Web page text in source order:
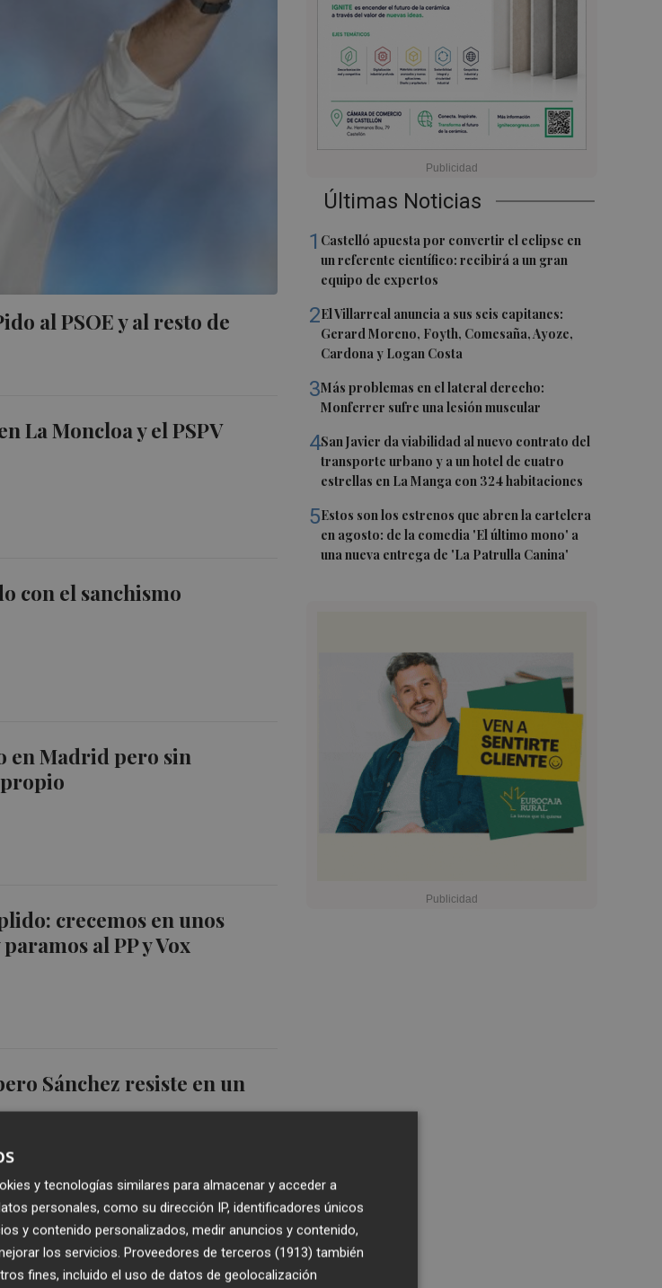
al PSOE y al resto de
La Moncloa y el PSPV
con el sanchismo
en Madrid pero sin
crecemos en unos
al PP y Vox
Sánchez resiste en un
partidos de Castellón
Pascual)
Últimas Noticias
1 Castelló apuesta por convertir el eclipse en
un referente científico: recibirá a un gran
equipo de expertos
2El Villarreal anuncia a sus seis capitanes:
Gerard Moreno, Foyth, Comesaña, Ayoze,
Cardona y Logan Costa
3Más problemas en el lateral derecho:
Monferrer sufre una lesión muscular
4San Javier da viabilidad al nuevo contrato del
transporte urbano y a un hotel de cuatro
estrellas en La Manga con 324 habitaciones
5Estos son los estrenos que abren la cartelera
en agosto: de la comedia 'El último mono' a
una nueva entrega de 'La Patrulla Canina'
y tecnologías similares para almacenar y acceder a
personales, como su dirección IP, identificadores únicos
y contenido personalizados, medir anuncios y contenido,
los servicios. Proveedores de terceros (1913) también
fines, incluido el uso de datos de geolocalización